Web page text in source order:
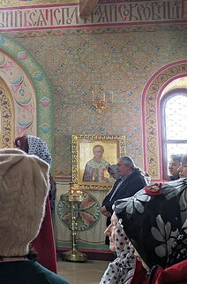
Великомученик Георгий Победоносец.
святого
Роман Котов